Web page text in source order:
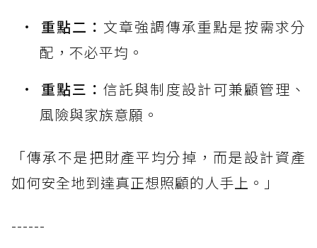
重點二： 文章強調傳承重點是按需求分
配，不必平均。
重點三：信託與制度設計可兼顧管理、
風險與家族意願。
「傳承不是把財產平均分掉，而是設計資產
如何安全地到達真正想照顧的人手上。」
------